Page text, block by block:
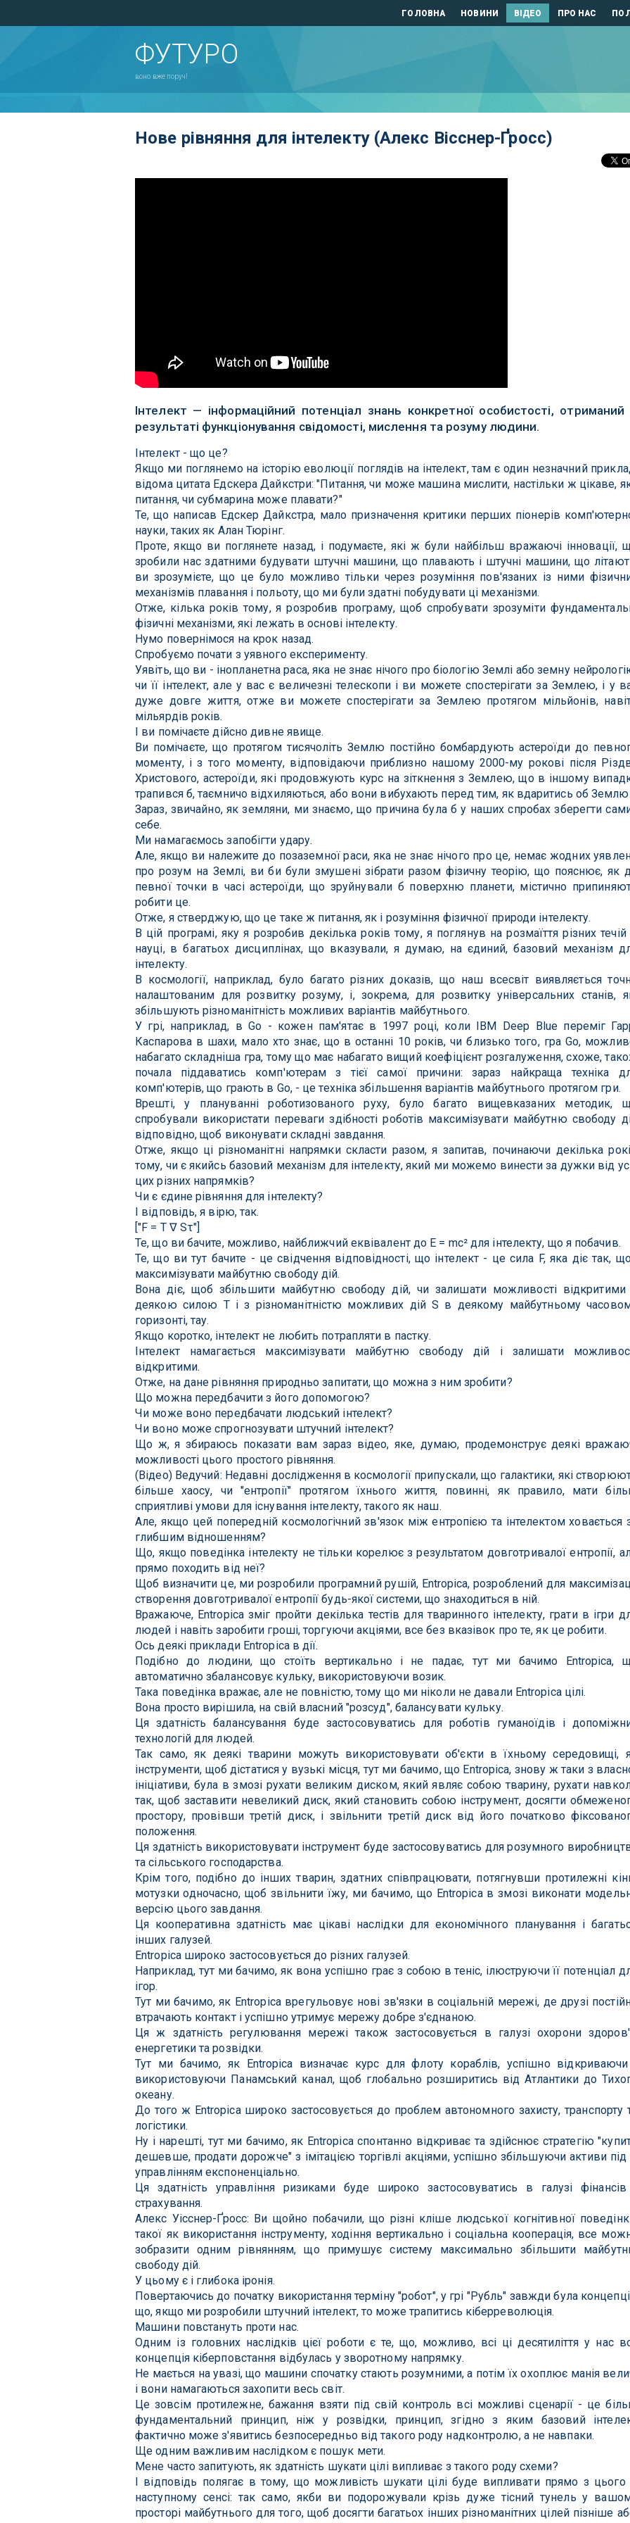
ГОЛОВНА НОВИНИ ВІДЕО ПРО НАС
ФУТУРО
воно вже поруч!
Нове рівняння для інтелекту (Алекс Вісснер-Ґросс)
Інтелект — інформаційний потенціал знань конкретної особистості, отриманий
результаті функціонування свідомості, мислення та розуму людини.
Інтелект - що це?
Якщо ми поглянемо на історію еволюції поглядів на інтелект, там є один незначний
відома цитата Едскера Дайкстри: "Питання, чи може машина мислити, настільки ж цікаве,
питання, чи субмарина може плавати?"
Те, що написав Едскер Дайкстра, мало призначення критики перших піонерів
науки, таких як Алан Тюрінг.
Проте, якщо ви поглянете назад, і подумаєте, які ж були найбільш вражаючі інновації,
зробили нас здатними будувати штучні машини, що плавають і штучні машини, що
ви зрозумієте, що це було можливо тільки через розуміння пов'язаних із ними
механізмів плавання і польоту, що ми були здатні побудувати ці механізми.
Отже, кілька років тому, я розробив програму, щоб спробувати зрозуміти
фізичні механізми, які лежать в основі інтелекту.
Нумо повернімося на крок назад.
Спробуємо почати з уявного експерименту.
Уявіть, що ви - інопланетна раса, яка не знає нічого про біологію Землі або земну
чи її інтелект, але у вас є величезні телескопи і ви можете спостерігати за Землею, і у
дуже довге життя, отже ви можете спостерігати за Землею протягом мільйонів,
мільярдів років.
І ви помічаєте дійсно дивне явище.
Ви помічаєте, що протягом тисячоліть Землю постійно бомбардують астероїди до
моменту, і з того моменту, відповідаючи приблизно нашому 2000-му рокові після
Христового, астероїди, які продовжують курс на зіткнення з Землею, що в іншому
трапився б, таємничо відхиляються, або вони вибухають перед тим, як вдаритись об Землю.
Зараз, звичайно, як земляни, ми знаємо, що причина була б у наших спробах зберегти
себе.
Ми намагаємось запобігти удару.
Але, якщо ви належите до позаземної раси, яка не знає нічого про це, немає жодних
про розум на Землі, ви би були змушені зібрати разом фізичну теорію, що пояснює, як
певної точки в часі астероїди, що зруйнували б поверхню планети, містично
робити це.
Отже, я стверджую, що це таке ж питання, як і розуміння фізичної природи інтелекту.
В цій програмі, яку я розробив декілька років тому, я поглянув на розмаїття різних
науці, в багатьох дисциплінах, що вказували, я думаю, на єдиний, базовий механізм
інтелекту.
В космології, наприклад, було багато різних доказів, що наш всесвіт виявляється
налаштованим для розвитку розуму, і, зокрема, для розвитку універсальних станів,
збільшують різноманітність можливих варіантів майбутнього.
У грі, наприклад, в Go - кожен пам'ятає в 1997 році, коли IBM Deep Blue переміг
Каспарова в шахи, мало хто знає, що в останні 10 років, чи близько того, гра Go,
набагато складніша гра, тому що має набагато вищий коефіцієнт розгалуження, схоже,
почала піддаватись комп'ютерам з тієї самої причини: зараз найкраща техніка
комп'ютерів, що грають в Go, - це техніка збільшення варіантів майбутнього протягом гри.
Врешті, у плануванні роботизованого руху, було багато вищевказаних методик,
спробували використати переваги здібності роботів максимізувати майбутню свободу
відповідно, щоб виконувати складні завдання.
Отже, якщо ці різноманітні напрямки скласти разом, я запитав, починаючи декілька
тому, чи є якийсь базовий механізм для інтелекту, який ми можемо винести за дужки від
цих різних напрямків?
Чи є єдине рівняння для інтелекту?
І відповідь, я вірю, так.
["F = T ∇ Sτ"]
Те, що ви бачите, можливо, найближчий еквівалент до E = mc² для інтелекту, що я побачив.
Те, що ви тут бачите - це свідчення відповідності, що інтелект - це сила F, яка діє так,
максимізувати майбутню свободу дій.
Вона діє, щоб збільшити майбутню свободу дій, чи залишати можливості відкритими
деякою силою Т і з різноманітністю можливих дій S в деякому майбутньому
горизонті, тау.
Якщо коротко, інтелект не любить потрапляти в пастку.
Інтелект намагається максимізувати майбутню свободу дій і залишати
відкритими.
Отже, на дане рівняння природньо запитати, що можна з ним зробити?
Що можна передбачити з його допомогою?
Чи може воно передбачати людський інтелект?
Чи воно може спрогнозувати штучний інтелект?
Що ж, я збираюсь показати вам зараз відео, яке, думаю, продемонструє деякі
можливості цього простого рівняння.
(Відео) Ведучий: Недавні дослідження в космології припускали, що галактики, які
більше хаосу, чи "ентропії" протягом їхнього життя, повинні, як правило, мати
сприятливі умови для існування інтелекту, такого як наш.
Але, якщо цей попередній космологічний зв'язок між ентропією та інтелектом ховається
глибшим відношенням?
Що, якщо поведінка інтелекту не тільки корелює з результатом довготривалої ентропії,
прямо походить від неї?
Щоб визначити це, ми розробили програмний рушій, Entropica, розроблений для
створення довготривалої ентропії будь-якої системи, що знаходиться в ній.
Вражаюче, Entropica зміг пройти декілька тестів для тваринного інтелекту, грати в ігри
людей і навіть заробити гроші, торгуючи акціями, все без вказівок про те, як це робити.
Ось деякі приклади Entropica в дії.
Подібно до людини, що стоїть вертикально і не падає, тут ми бачимо Entropica,
автоматично збалансовує кульку, використовуючи возик.
Така поведінка вражає, але не повністю, тому що ми ніколи не давали Entropica цілі.
Вона просто вирішила, на свій власний "розсуд", балансувати кульку.
Ця здатність балансування буде застосовуватись для роботів гуманоїдів і
технологій для людей.
Так само, як деякі тварини можуть використовувати об'єкти в їхньому середовищі,
інструменти, щоб дістатися у вузькі місця, тут ми бачимо, що Entropica, знову ж таки з
ініціативи, була в змозі рухати великим диском, який являє собою тварину, рухати
так, щоб заставити невеликий диск, який становить собою інструмент, досягти
простору, провівши третій диск, і звільнити третій диск від його початково
положення.
Ця здатність використовувати інструмент буде застосовуватись для розумного
та сільського господарства.
Крім того, подібно до інших тварин, здатних співпрацювати, потягнувши протилежні
мотузки одночасно, щоб звільнити їжу, ми бачимо, що Entropica в змозі виконати
версію цього завдання.
Ця кооперативна здатність має цікаві наслідки для економічного планування і
інших галузей.
Entropica широко застосовується до різних галузей.
Наприклад, тут ми бачимо, як вона успішно грає з собою в теніс, ілюструючи її потенціал
ігор.
Тут ми бачимо, як Entropica врегульовує нові зв'язки в соціальній мережі, де друзі
втрачають контакт і успішно утримує мережу добре з'єднаною.
Ця ж здатність регулювання мережі також застосовується в галузі охорони
енергетики та розвідки.
Тут ми бачимо, як Entropica визначає курс для флоту кораблів, успішно відкриваючи
використовуючи Панамський канал, щоб глобально розширитись від Атлантики до
океану.
До того ж Entropica широко застосовується до проблем автономного захисту, транспорту
логістики.
Ну і нарешті, тут ми бачимо, як Entropica спонтанно відкриває та здійснює стратегію
дешевше, продати дорожче" з імітацією торгівлі акціями, успішно збільшуючи активи під
управлінням експоненціально.
Ця здатність управління ризиками буде широко застосовуватись в галузі фінансів
страхування.
Алекс Уісснер-Ґросс: Ви щойно побачили, що різні кліше людської когнітивної
такої як використання інструменту, ходіння вертикально і соціальна кооперація, все
зобразити одним рівнянням, що примушує систему максимально збільшити
свободу дій.
У цьому є і глибока іронія.
Повертаючись до початку використання терміну "робот", у грі "Рубль" завжди була
що, якщо ми розробили штучний інтелект, то може трапитись кіберреволюція.
Машини повстануть проти нас.
Одним із головних наслідків цієї роботи є те, що, можливо, всі ці десятиліття у нас
концепція кіберповстання відбулась у зворотному напрямку.
Не мається на увазі, що машини спочатку стають розумними, а потім їх охоплює манія
і вони намагаються захопити весь світ.
Це зовсім протилежне, бажання взяти під свій контроль всі можливі сценарії - це
фундаментальний принцип, ніж у розвідки, принцип, згідно з яким базовий
фактично може з'явитись безпосередньо від такого роду надконтролю, а не навпаки.
Ще одним важливим наслідком є пошук мети.
Мене часто запитують, як здатність шукати цілі випливає з такого роду схеми?
І відповідь полягає в тому, що можливість шукати цілі буде випливати прямо з цього
наступному сенсі: так само, якби ви подорожували крізь дуже тісний тунель у
просторі майбутнього для того, щоб досягти багатьох інших різноманітних цілей пізніше